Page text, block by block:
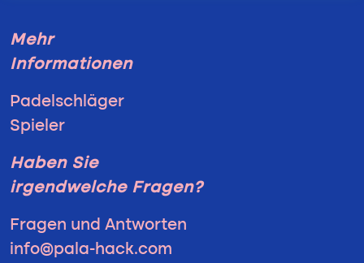
Mehr
Informationen
Padelschläger
Spieler
Haben Sie
irgendwelche Fragen?
Fragen und Antworten
info@pala-hack.com